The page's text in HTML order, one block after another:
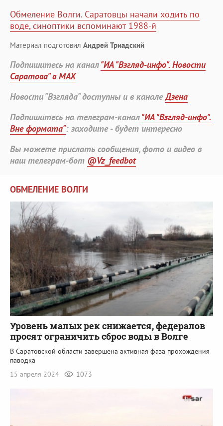
Обмеление Волги. Саратовцы начали ходить по
воде, синоптики вспоминают 1988-й
Материал подготовил Андрей Триадский
Подпишитесь на канал"ИА "Взгляд-инфо". Новости
Саратова" в MAX
Новости "Взгляда" доступны и в каналеДзена
Подпишитесь на телеграм-канал"ИА "Взгляд-инфо".
Вне формата": заходите - будет интересно
Вы можете прислать сообщения, фото и видео в
наш телеграм-бот @Vz_feedbot
ОБМЕЛЕНИЕ ВОЛГИ
Уровень малых рек снижается, федералов
просят ограничить сброс воды в Волге
В Саратовской области завершена активная фаза прохождения
паводка
15 апреля 2024
1073